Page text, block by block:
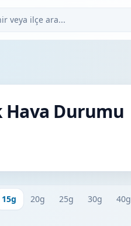
ilçe ara
Hava Durumu
15g 20g 25g 30g 40g